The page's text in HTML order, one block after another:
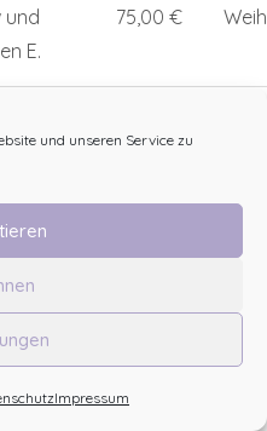
und unseren Service zu
Impressum
und
E.
75,00 €
G.
300,00
€